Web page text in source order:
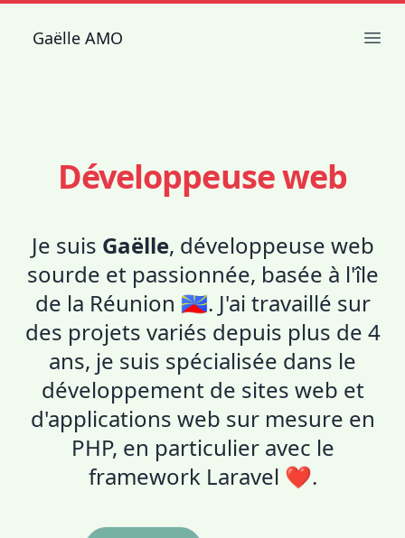
Gaëlle AMO
Développeuse web
Je suis Gaëlle, développeuse web
sourde et passionnée, basée à l'île
de la Réunion 🇷🇪. J'ai travaillé sur
des projets variés depuis plus de 4
ans, je suis spécialisée dans le
développement de sites web et
d'applications web sur mesure en
PHP, en particulier avec le
framework Laravel ❤️.